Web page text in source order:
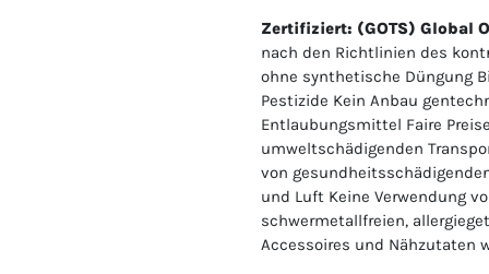
Zertifiziert: (GOTS) Global
nach den Richtlinien des
ohne synthetische Düngung
Pestizide Kein Anbau
Entlaubungsmittel Faire
umweltschädigenden
von
und Luft Keine Verwendung
schwermetallfreien,
Accessoires und Nähzutaten